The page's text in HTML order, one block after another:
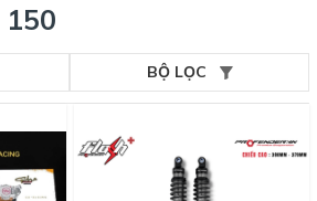
150
BỘ LỌC